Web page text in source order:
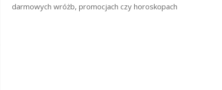
darmowych wróżb, promocjach czy horoskopach